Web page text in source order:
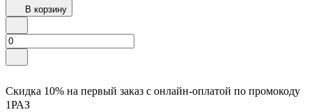
В корзину
Скидка 10% на первый заказ с онлайн-оплатой по промокоду
1РАЗ